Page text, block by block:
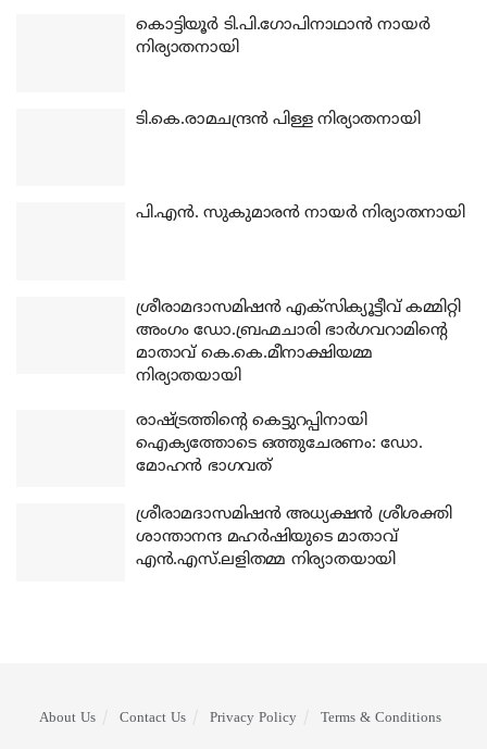
കൊട്ടിയൂര്‍ ടി.പി.ഗോപിനാഥാന്‍ നായര്‍
നിര്യാതനായി
ടി.കെ.രാമചന്ദ്രന്‍ പിള്ള നിര്യാതനായി
പി.എന്‍. സുകുമാരന്‍ നായര്‍ നിര്യാതനായി
ശ്രീരാമദാസമിഷന്‍ എക്‌സിക്യൂട്ടീവ് കമ്മിറ്റി
അംഗം ഡോ.ബ്രഹ്മചാരി ഭാര്‍ഗവറാമിന്റെ
മാതാവ് കെ.കെ.മീനാക്ഷിയമ്മ
നിര്യാതയായി
രാഷ്ട്രത്തിന്റെ കെട്ടുറപ്പിനായി
ഐക്യത്തോടെ ഒത്തുചേരണം: ഡോ.
മോഹന്‍ ഭാഗവത്
ശ്രീരാമദാസമിഷന്‍ അധ്യക്ഷന്‍ ശ്രീശക്തി
ശാന്താനന്ദ മഹര്‍ഷിയുടെ മാതാവ്
എന്‍.എസ്.ലളിതമ്മ നിര്യാതയായി
About Us Contact Us Privacy Policy Terms & Conditions